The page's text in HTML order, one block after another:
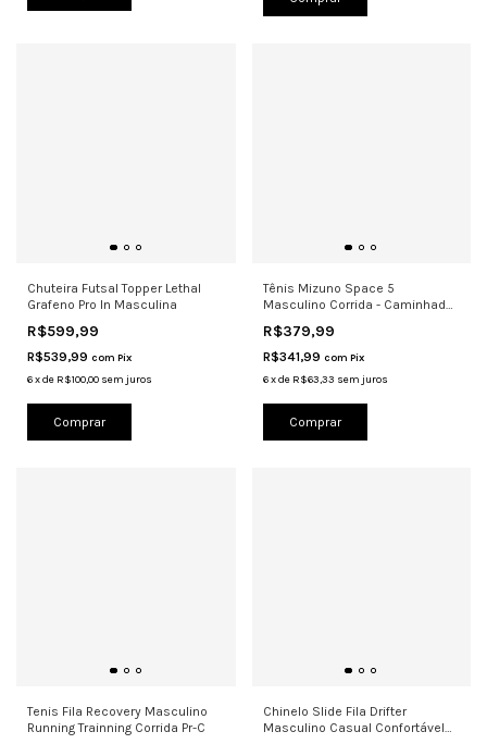
Chuteira Futsal Topper Lethal
Grafeno Pro In Masculina
R$599,99
R$539,99 com Pix
6xde R$100,00 sem juros
Comprar
Tênis Mizuno Space 5
Masculino Corrida - Caminhada
R$379,99
R$341,99 com Pix
6 xde R$63,33 sem juros
Comprar
Tenis Fila Recovery Masculino
Running Trainning Corrida Pr-C
Chinelo Slide Fila Drifter
Masculino Casual Confortável